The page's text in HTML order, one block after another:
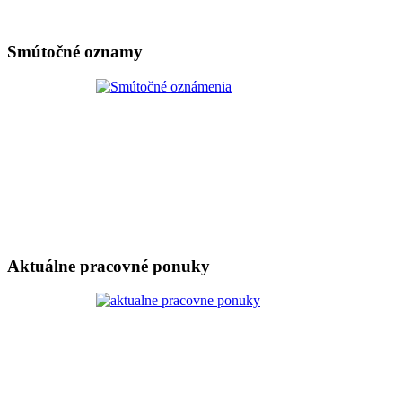
Smútočné oznamy
Aktuálne pracovné ponuky